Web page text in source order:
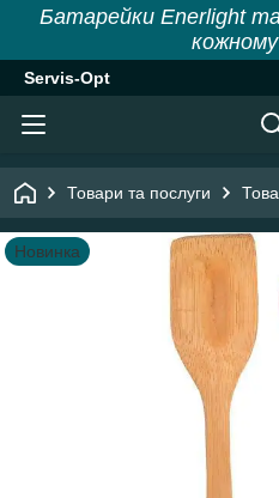
Батарейки Enerlight
кожному
Servis-Opt
Товари та послуги
Новинка